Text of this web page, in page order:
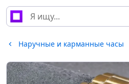
Наручные и карманные часы